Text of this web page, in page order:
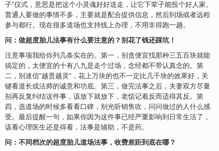
子"仪式，意思是把这个小灵魂好好送走，让它下辈子能投个好人家。
普通人要做的事情不多，主要就是配合提供信息，然后到场或者远程
参与都行。现在很多道场也支持线上办理，不用非得跑一趟。
问：做超度胎儿法事有什么要注意的？别花了钱还踩坑！
注意事项我给你列几条实在的。第一，别贪便宜找那种三五百块就能
搞定的，太便宜的十有八九是走个过场，念经都不带认真念的。第
二，别迷信"越贵越灵"，花上万块的也不一定比几千块的效果好，关
键看道长或法师的诚意和功底。第三，做完法事之后，夫妻双方尽量
别再反复纠结这件事，该放下就放下，老惦记着反而适得其反。第
四，选道场的时候多看看口碑，别光听销售吹，问问做过的人什么感
受。最后提醒一句，如果你因为这件事已经严重影响到日常生活了，
该看心理医生还是得看，法事是辅助，不是药。
问：不同档次的超度胎儿道场法事，收费差距到底在哪？